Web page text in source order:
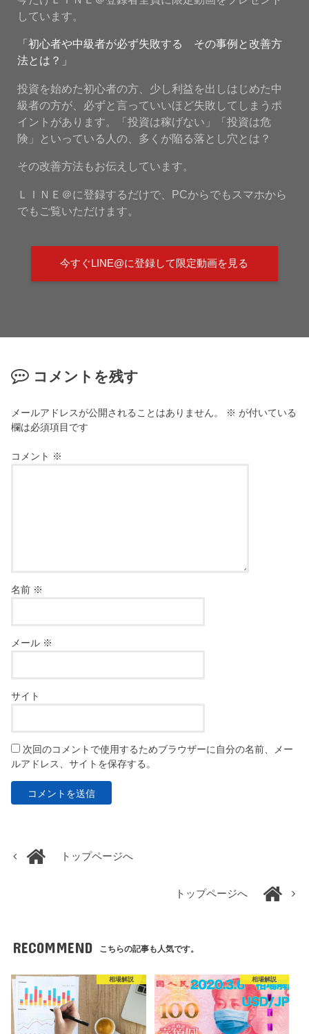
しています。
「初心者や中級者が必ず失敗する その事例と改善方
法とは？」
投資を始めた初心者の方、少し利益を出しはじめた中
級者の方が、必ずと言っていいほど失敗してしまうポ
イントがあります。「投資は稼げない」「投資は危
険」といっている人の、多くが陥る落とし穴とは？
その改善方法もお伝えしています。
ＬＩＮＥ＠に登録するだけで、PCからでもスマホから
でもご覧いただけます。
今すぐLINE@に登録して限定動画を見る
コメントを残す
メールアドレスが公開されることはありません。 ※ が付いている
欄は必須項目です
コメント ※
名前 ※
メール ※
サイト
次回のコメントで使用するためブラウザーに自分の名前、メー
ルアドレス、サイトを保存する。
トップページへ
トップページへ
RECOMMEND こちらの記事も人気です。
相場解説 相場解説